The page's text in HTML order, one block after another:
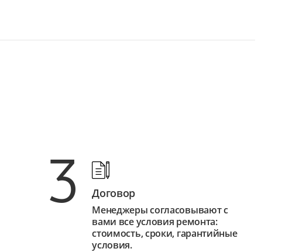
3 Договор
Менеджеры согласовывают с
вами все условия ремонта:
стоимость, сроки, гарантийные
условия.